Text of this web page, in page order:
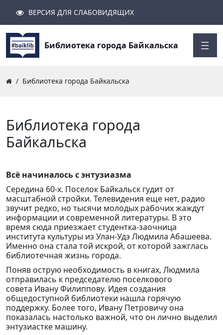
Библиотека города
Байкальска
Всё начиналось с энтузиазма
Середина 60-х. Поселок Байкальск гудит от
масштабной стройки. Телевидения еще нет, радио
звучит редко, но тысячи молодых рабочих жаждут
информации и современной литературы. В это
время сюда приезжает студентка-заочница
института культуры из Улан-Удэ Людмила Абашеева.
Именно она стала той искрой, от которой зажглась
библиотечная жизнь города.
Поняв острую необходимость в книгах, Людмила
отправилась к председателю поселкового
совета Ивану Филиппову. Идея создания
общедоступной библиотеки нашла горячую
поддержку. Более того, Ивану Петровичу она
показалась настолько важной, что он лично выделил
энтузиастке машину.
Поиск
Найти
ВЕРСИЯ ДЛЯ СЛАБОВИДЯЩИХ
Библиотека города Байкальска
Библиотека города Байкальска